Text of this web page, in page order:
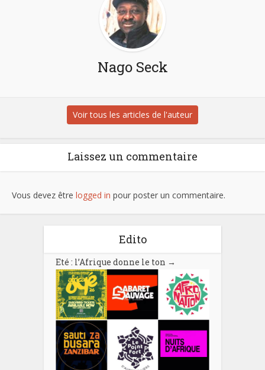
Nago Seck
Voir tous les articles de l'auteur
Laissez un commentaire
Vous devez être logged in pour poster un commentaire.
Edito
Eté : l’Afrique donne le ton →